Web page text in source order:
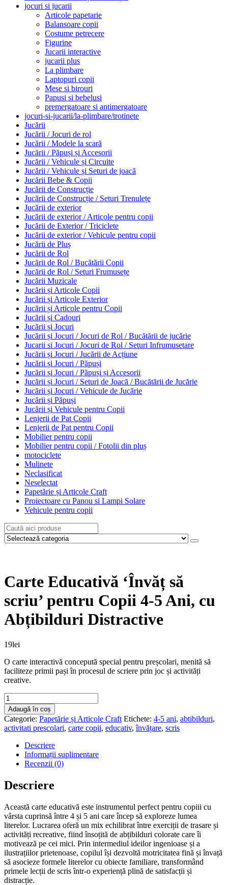
jocuri si jucarii
Articole papetarie
Balansoare copii
Costume petrecere
Figurine
Jucarii interactive
jucarii plus
La plimbare
Laptopuri copii
Mese si birouri
Papusi si bebelusi
premergatoare si antimergatoare
jocuri-si-jucarii/la-plimbare/trotinete
Jucării
Jucării / Jocuri de rol
Jucării / Modele la scară
Jucării / Păpuși și Accesorii
Jucării / Vehicule și Circuite
Jucării / Vehicule și Seturi de joacă
Jucării Bebe & Copii
Jucării de Construcție
Jucării de Construcție / Seturi Trenulețe
Jucării de exterior
Jucării de exterior / Articole pentru copii
Jucării de Exterior / Triciclete
Jucării de exterior / Vehicule pentru copii
Jucării de Pluș
Jucării de Rol
Jucării de Rol / Bucătării Copii
Jucării de Rol / Seturi Frumusețe
Jucării Muzicale
Jucării și Articole Copii
Jucării și Articole Exterior
Jucării și Articole pentru Copii
Jucării și Cadouri
Jucării și Jocuri
Jucării și Jocuri / Jocuri de Rol / Bucătării de jucărie
Jucarii si Jocuri / Jocuri de Rol / Seturi Infrumusetare
Jucării și Jocuri / Jucării de Acțiune
Jucării și Jocuri / Păpuși
Jucării și Jocuri / Păpuși și Accesorii
Jucării și Jocuri / Seturi de Joacă / Bucătării de Jucărie
Jucării și Jocuri / Vehicule de Jucărie
Jucării și Păpuși
Jucării și Vehicule pentru Copii
Lenjerii de Pat Copii
Lenjerii de Pat pentru Copii
Mobilier pentru copii
Mobilier pentru copii / Fotolii din pluș
motociclete
Mulinete
Neclasificat
Neselectat
Papetărie și Articole Craft
Proiectoare cu Panou si Lampi Solare
Vehicule pentru copii
Carte Educativă ‘Învăț să
scriu’ pentru Copii 4-5 Ani, cu
Abțibilduri Distractive
19lei
O carte interactivă concepută special pentru preșcolari, menită să
faciliteze primii pași în procesul de scriere prin joc și activități
creative.
Cantitate
Carte
Educativă
'Învăț
să
scriu'
pentru
Copii
5
Ani,
Abțibilduri
Distractive
Adaugă în coș
Categorie: Papetărie și Articole Craft Etichete: 4-5 ani, abtibilduri,
activitati prescolari, carte copii, educativ,învățare, scris
Descriere
Informații suplimentare
Recenzii (0)
Descriere
Această carte educativă este instrumentul perfect pentru copiii cu
vârsta cuprinsă între 4 și 5 ani care încep să exploreze lumea
literelor. Lucrarea oferă un mix echilibrat între exerciții de trasare și
activități recreative, fiind însoțită de abțibilduri colorate care îi
motivează pe cei mici. Prin intermediul ideilor ingenioase și a
ilustrațiilor prietenoase, copilul își dezvoltă motricitatea fină și învață
să asocieze formele literelor cu obiecte familiare, transformând
primele lecții de scris într-o experiență plină de satisfacții și
distracție.